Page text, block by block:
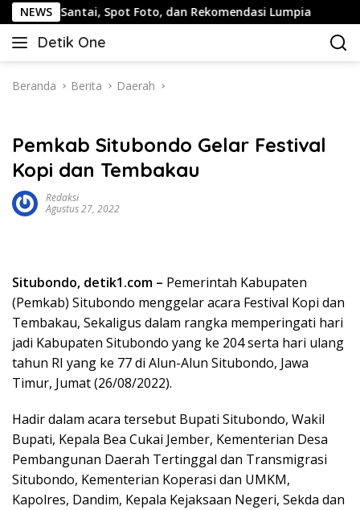
Langsung
ke
konten
NEWSSpot Foto, dan Rekomendasi Lumpia Panduan
Detik One
Tajam
Fakta
Beranda Berita Daerah
Pemkab Situbondo Gelar Festival
Kopi dan Tembakau
Redaksi
Agustus 27, 2022
Situbondo, detik1.com – Pemerintah Kabupaten
(Pemkab) Situbondo menggelar acara Festival Kopi dan
Tembakau, Sekaligus dalam rangka memperingati hari
jadi Kabupaten Situbondo yang ke 204 serta hari ulang
tahun RI yang ke 77 di Alun-Alun Situbondo, Jawa
Timur, Jumat (26/08/2022).
Hadir dalam acara tersebut Bupati Situbondo, Wakil
Bupati, Kepala Bea Cukai Jember, Kementerian Desa
Pembangunan Daerah Tertinggal dan Transmigrasi
Situbondo, Kementerian Koperasi dan UMKM,
Kapolres, Dandim, Kepala Kejaksaan Negeri, Sekda dan